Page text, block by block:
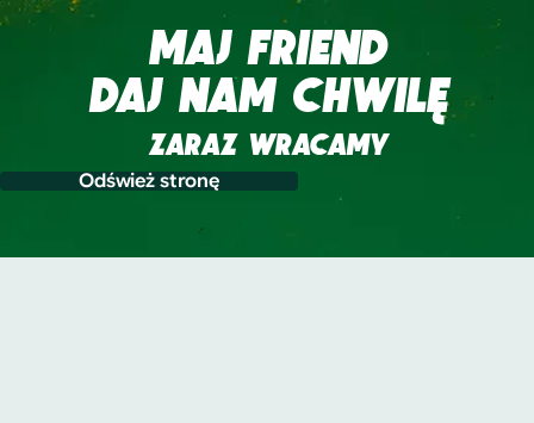
MAJ FRIEND
DAJ NAM CHWILĘ
ZARAZ WRACAMY
Odśwież stronę